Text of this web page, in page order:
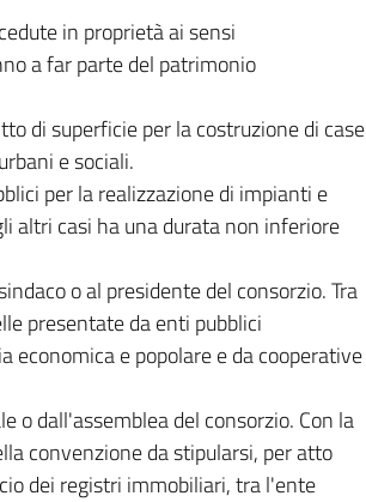
in proprietà ai sensi
a far parte del patrimonio
di superficie per la costruzione di case
e sociali.
per la realizzazione di impianti e
altri casi ha una durata non inferiore
o al presidente del consorzio. Tra
presentate da enti pubblici
e popolare e da cooperative
o dall'assemblea del consorzio. Con la
convenzione da stipularsi, per atto
dei registri immobiliari, tra l'ente